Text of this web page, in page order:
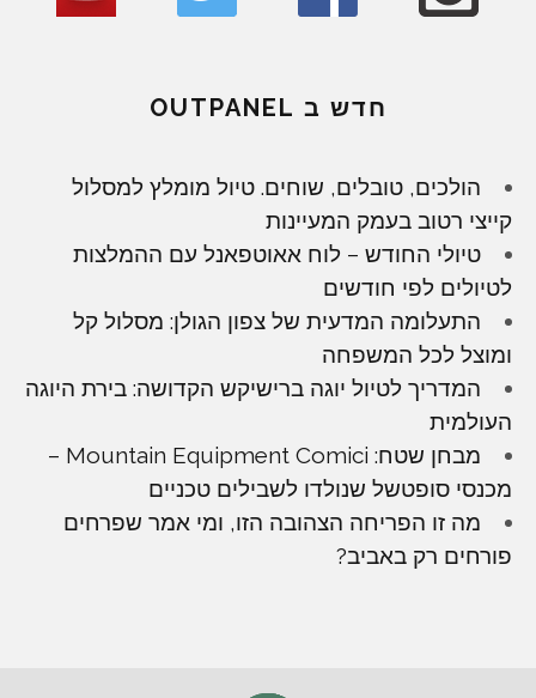
חדש ב OUTPANEL
הולכים, טובלים, שוחים. טיול מומלץ למסלול
קייצי רטוב בעמק המעיינות
טיולי החודש – לוח אאוטפאנל עם ההמלצות
לטיולים לפי חודשים
התעלומה המדעית של צפון הגולן: מסלול קל
ומוצל לכל המשפחה
המדריך לטיול יוגה ברישיקש הקדושה: בירת היוגה
העולמית
מבחן שטח: Mountain Equipment Comici –
מכנסי סופטשל שנולדו לשבילים טכניים
מה זו הפריחה הצהובה הזו, ומי אמר שפרחים
פורחים רק באביב?